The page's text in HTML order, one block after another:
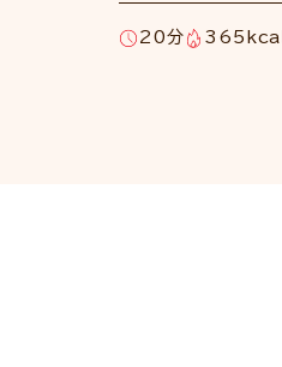
20分 365kcal